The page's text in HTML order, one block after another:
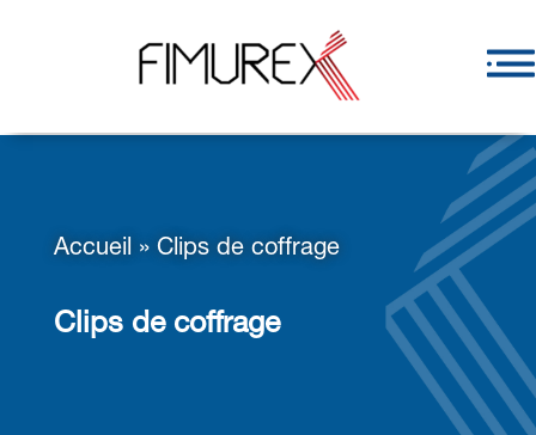
Accueil » Clips de coffrage
Clips de coffrage